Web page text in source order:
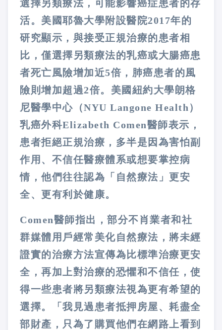
選擇另類療法，可能影響癌症患者的存
活。美國耶魯大學附設醫院2017年的
研究顯示，與接受正規治療的患者相
比，僅選擇另類療法的乳癌或大腸癌患
者死亡風險增加近5倍，肺癌患者的風
險則增加超過2倍。美國紐約大學朗格
尼醫學中心（NYU Langone Health）
乳癌外科Elizabeth Comen醫師表示，
患者拒絕正規治療，多半是因為害怕副
作用、不信任醫療體系或想要掌控病
情，他們往往認為「自然療法」更安
全、更有利於健康。
Comen醫師指出，部分不肖業者和社
群媒體用戶經常美化自然療法，將未經
證實的治療方法宣傳為比標準治療更安
全，再加上對治療的恐懼和不信任，使
得一些患者將另類療法視為更有希望的
選擇。「我見過患者抵押房屋、耗盡全
部財產，只為了購買他們在網路上看到